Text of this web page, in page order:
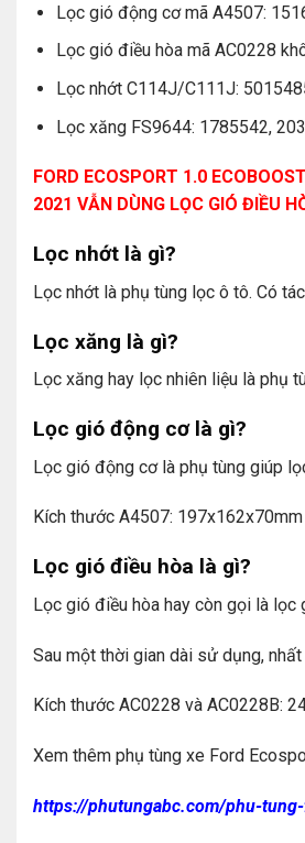
Lọc gió động cơ mã A4507:
Lọc gió điều hòa mã AC0228
Lọc nhớt C114J/C111J:
Lọc xăng FS9644: 1785542,
FORD ECOSPORT 1.0
2021 VẪN DÙNG LỌC GIÓ ĐIỀU
Lọc nhớt là gì?
Lọc nhớt là phụ tùng lọc ô tô. Có
Lọc xăng là gì?
Lọc xăng hay lọc nhiên liệu là phụ
Lọc gió động cơ là gì?
Lọc gió động cơ là phụ tùng giúp
Kích thước A4507: 197x162x70mm
Lọc gió điều hòa là gì?
Lọc gió điều hòa hay còn gọi là
Sau một thời gian dài sử dụng,
Kích thước AC0228 và AC0228B:
Xem thêm phụ tùng xe Ford
https://phutungabc.com/phu-